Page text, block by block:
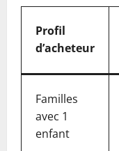
Profil
d’acheteur
Familles
avec 1
enfant